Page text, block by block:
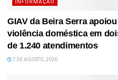
INFORMAÇÃO
GIAV da Beira Serra
violência doméstica em
de 1.240 atendimentos
7 DE AGOSTO, 2026